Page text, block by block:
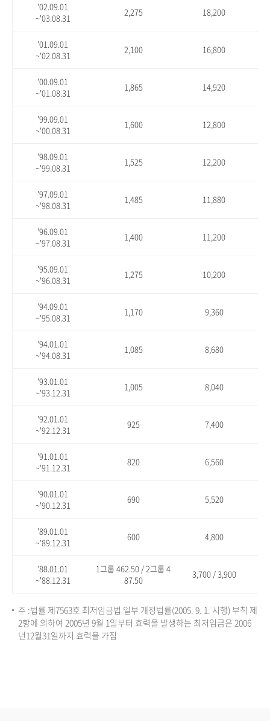
'02.09.01
~'03.08.31
2,275 18,200
'01.09.01
~'02.08.31
2,100 16,800
'00.09.01
~'01.08.31
1,865 14,920
'99.09.01
~'00.08.31
1,600 12,800
'98.09.01
~'99.08.31
1,525 12,200
'97.09.01
~'98.08.31
1,485 11,880
'96.09.01
~'97.08.31
1,400 11,200
'95.09.01
~'96.08.31
1,275 10,200
'94.09.01
~'95.08.31
1,170 9,360
'94.01.01
~'94.08.31
1,085 8,680
'93.01.01
~'93.12.31
1,005 8,040
'92.01.01
~'92.12.31
925 7,400
'91.01.01
~'91.12.31
820 6,560
'90.01.01
~'90.12.31
690 5,520
'89.01.01
~'89.12.31
600 4,800
'88.01.01
~'88.12.31
1그룹 462.50 / 2그룹 4
87.50
3,700 / 3,900
주 :법률 제7563호 최저임금법 일부 개정법률(2005. 9. 1. 시행) 부칙 제
2항에 의하여 2005년 9월 1일부터 효력을 발생하는 최저임금은 2006
년12월31일까지 효력을 가짐